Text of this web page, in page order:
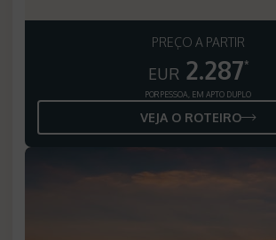
PREÇO A PARTIR
EUR 2.287*
POR PESSOA, EM APTO DUPLO
VEJA O ROTEIRO